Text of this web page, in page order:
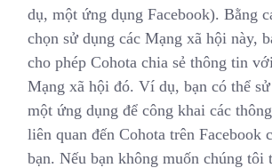
dụ, một ứng dụng Facebook). Bằng
chọn sử dụng các Mạng xã hội này,
cho phép Cohota chia sẻ thông tin
Mạng xã hội đó. Ví dụ, bạn có thể
một ứng dụng để công khai các
liên quan đến Cohota trên Facebook
bạn. Nếu bạn không muốn chúng tôi